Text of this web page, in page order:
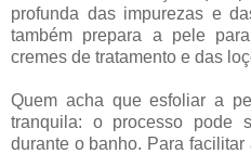
profunda das impurezas e
também prepara a pele
cremes de tratamento e das
Quem acha que esfoliar a
tranquila: o processo pode
durante o banho. Para